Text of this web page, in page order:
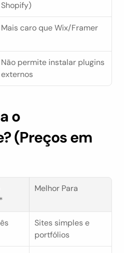
Shopify)
Mais caro que Wix/Framer
Não permite instalar plugins
externos
o
(Preços em
Melhor Para
Sites simples e
portfólios